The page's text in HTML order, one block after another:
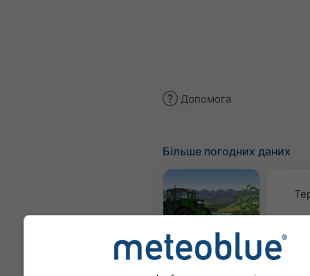
Допомога
Більше погодних даних
Meteogram
AGRO